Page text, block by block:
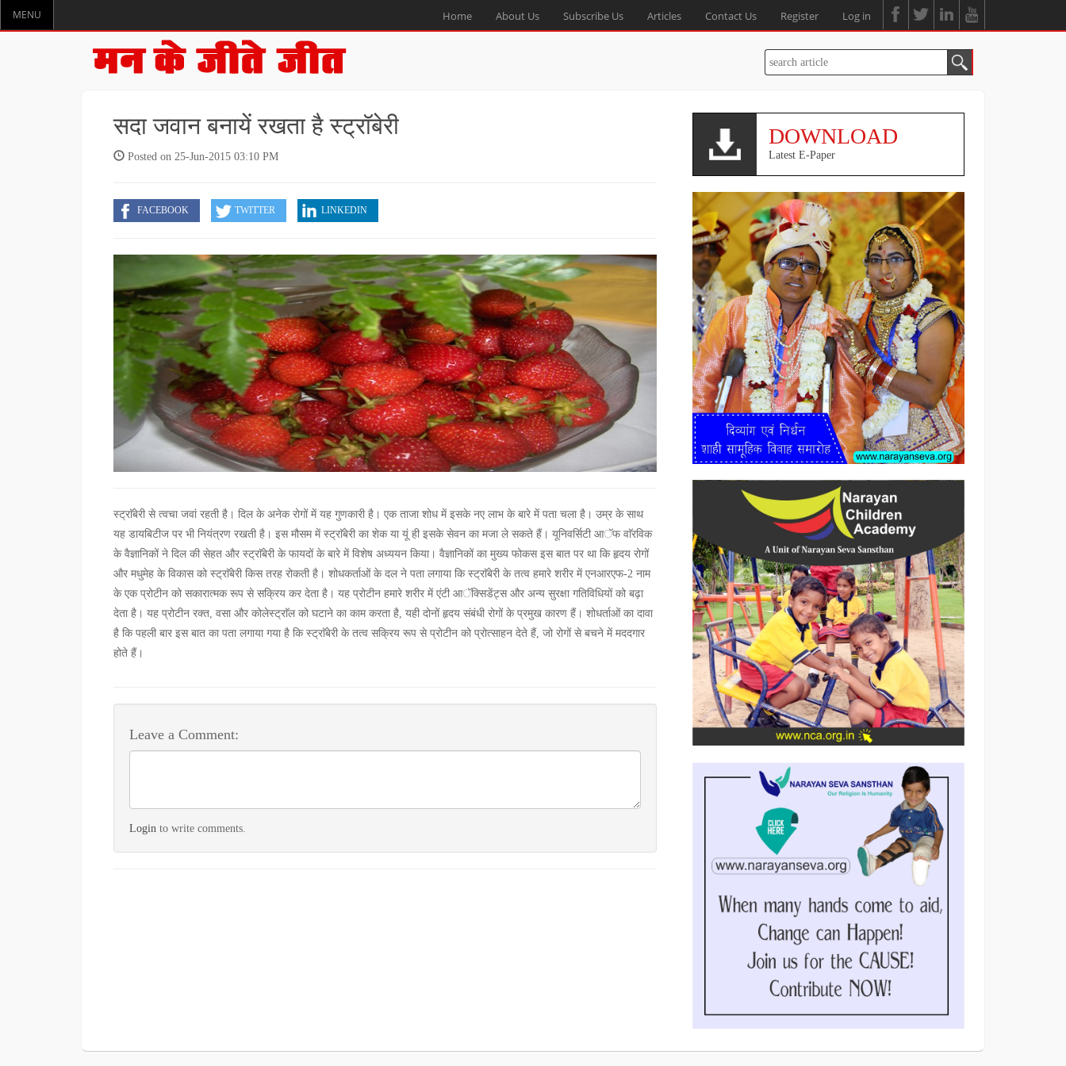
MENU Home About Us Subscribe Us Articles Contact Us Register Log in
सदा जवान बनायें रखता है स्ट्रॉबेरी
Posted on 25-Jun-2015 03:10 PM
स्ट्राॅबेरी से त्वचा जवां रहती है। दिल के अनेक रोगों में यह गुणकारी है। एक ताजा शोध में इसके नए लाभ के बारे में पता चला है। उम्र के साथ
यह डायबिटीज पर भी नियंत्रण रखती है। इस मौसम में स्ट्राॅबेरी का शेक या यूं ही इसके सेवन का मजा ले सकते हैं। यूनिवर्सिटी आॅफ वाॅरविक
के वैज्ञानिकों ने दिल की सेहत और स्ट्राॅबेरी के फायदों के बारे में विशेष अध्ययन किया। वैज्ञानिकों का मुख्य फोकस इस बात पर था कि हृदय रोगों
और मधुमेह के विकास को स्ट्राॅबेरी किस तरह रोकती है। शोधकर्ताओं के दल ने पता लगाया कि स्ट्राॅबेरी के तत्व हमारे शरीर में एनआरएफ-2 नाम
के एक प्रोटीन को सकारात्मक रूप से सक्रिय कर देता है। यह प्रोटीन हमारे शरीर में एंटी आॅक्सिडेंट्स और अन्य सुरक्षा गतिविधियों को बढ़ा
देता है। यह प्रोटीन रक्त, वसा और कोलेस्ट्राॅल को घटाने का काम करता है, यही दोनों हृदय संबंधी रोगों के प्रमुख कारण हैं। शोधर्ताओं का दावा
है कि पहली बार इस बात का पता लगाया गया है कि स्ट्राॅबेरी के तत्व सक्रिय रूप से प्रोटीन को प्रोत्साहन देते हैं, जो रोगों से बचने में मददगार
होते हैं।
Leave a Comment:
Login to write comments.
DOWNLOAD
Latest E-Paper